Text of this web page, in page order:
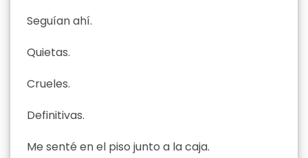
Seguían ahí.
Quietas.
Crueles.
Definitivas.
Me senté en el piso junto a la caja.